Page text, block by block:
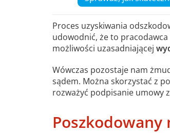
Proces uzyskiwania
udowodnić, że to
możliwości uzasadniającej
Wówczas pozostaje nam
sądem. Można skorzystać z
rozważyć podpisanie umowy
Poszkodowany